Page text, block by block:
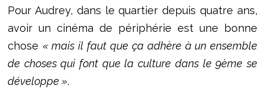
Pour Audrey, dans le quartier depuis quatre ans,
avoir un cinéma de périphérie est une bonne
chose « mais il faut que ça adhère à un ensemble
de choses qui font que la culture dans le 9ème se
développe ».